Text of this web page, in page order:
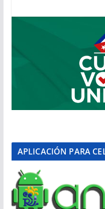
APLICACIÓN PARA